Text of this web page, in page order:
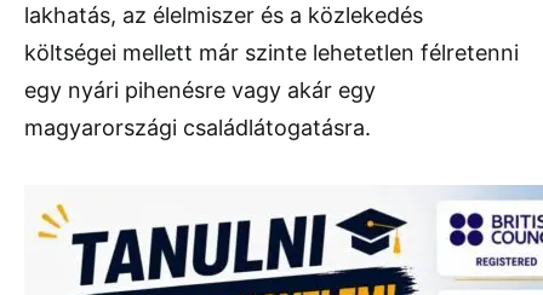
lakhatás, az élelmiszer és a közlekedés
költségei mellett már szinte lehetetlen félretenni
egy nyári pihenésre vagy akár egy
magyarországi családlátogatásra.